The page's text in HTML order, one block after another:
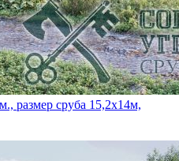
размер сруба 15,2х14м,